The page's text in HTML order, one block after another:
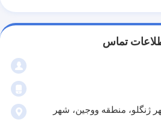
تماس
ژنگلو، منطقه ووجین، شهر